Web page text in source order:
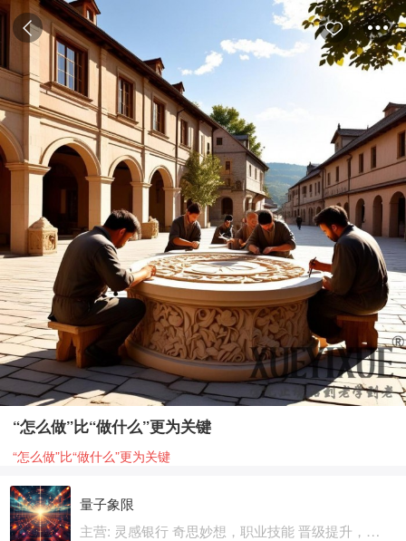
“怎么做”比“做什么”更为关键
“怎么做”比“做什么”更为关键
量子象限
主营: 灵感银行 奇思妙想，职业技能 晋级提升，兴